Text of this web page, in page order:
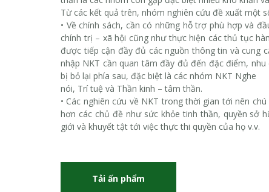
Từ các kết quả trên, nhóm nghiên cứu đề xuất một
• Về chính sách, cần có những hỗ trợ phù hợp và
chính trị – xã hội cũng như thực hiện các thủ tục
được tiếp cận đầy đủ các nguồn thông tin và cung
nhập NKT cần quan tâm đầy đủ đến đặc điểm,
bị bỏ lại phía sau, đặc biệt là các nhóm NKT Nghe
nói, Trí tuệ và Thần kinh – tâm thần.
• Các nghiên cứu về NKT trong thời gian tới nên
hơn các chủ đề như sức khỏe tinh thần, quyền sở
giới và khuyết tật tới việc thực thi quyền của họ v.v.
Tải ấn phẩm